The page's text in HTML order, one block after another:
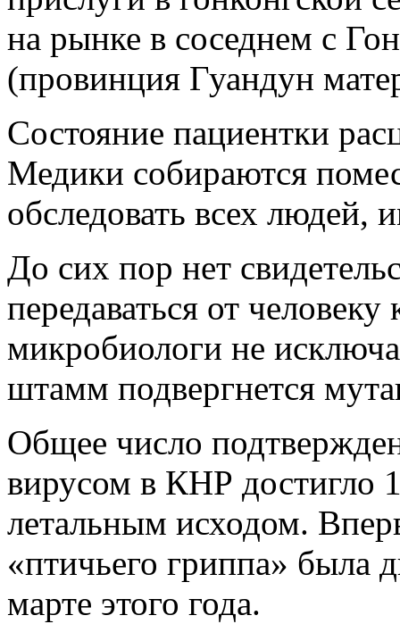
на рынке в соседнем с
(провинция Гуандун
Состояние пациентки
Медики собираются
обследовать всех людей,
До сих пор нет
передаваться от
микробиологи не
штамм подвергнется
Общее число
вирусом в КНР достигло
летальным исходом.
«птичьего гриппа» была
марте этого года.